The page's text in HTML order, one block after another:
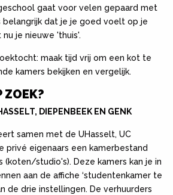
gaat voor velen gepaard met
belangrijk dat je je goed voelt op je
je nieuwe 'thuis'.
maak tijd vrij om een kot te
kamers bekijken en vergelijk.
ZOEK?
DIEPENBEEK EN GENK
samen met de UHasselt, UC
privé eigenaars een kamerbestand
(koten/studio's). Deze kamers kan je in
aan de affiche ‘studentenkamer te
de drie instellingen. De verhuurders